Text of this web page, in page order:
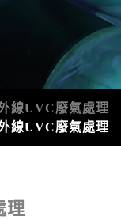
線UVC廢氣處理
線UVC廢氣處理
理